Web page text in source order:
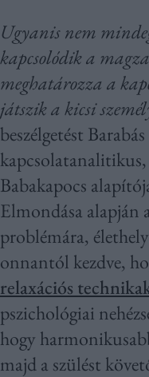
Ugyanis nem
kapcsolódik a
meghatározza a
játszik a kicsi
beszélgetést
Babakapocs
Elmondása alapján
problémára,
onnantól kezdve,
relaxációs
pszichológiai
hogy
majd a szülést